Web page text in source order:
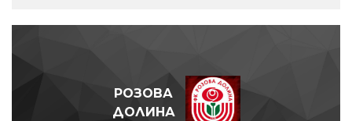
РОЗОВА
ДОЛИНА